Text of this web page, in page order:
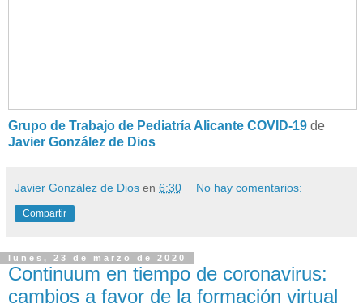
Grupo de Trabajo de Pediatría Alicante COVID-19 de
Javier González de Dios
Javier González de Dios en 6:30 No hay comentarios:
Compartir
lunes, 23 de marzo de 2020
Continuum en tiempo de coronavirus:
cambios a favor de la formación virtual